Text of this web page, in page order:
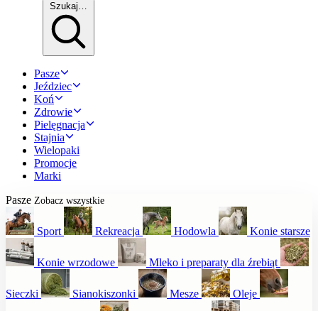
Szukaj…
Pasze
Jeździec
Koń
Zdrowie
Pielęgnacja
Stajnia
Wielopaki
Promocje
Marki
Pasze Zobacz wszystkie
Sport Rekreacja Hodowla Konie starsze
Konie wrzodowe Mleko i preparaty dla źrebiąt
Sieczki Sianokiszonki Mesze Oleje